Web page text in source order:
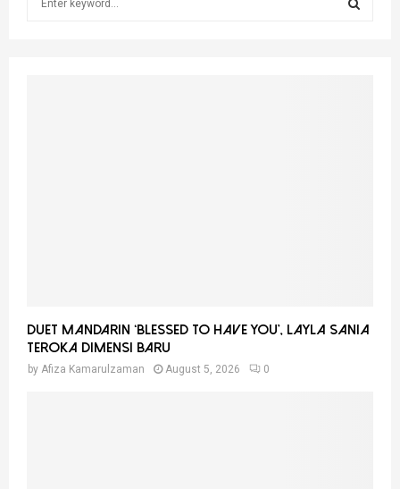
Duet Mandarin ‘Blessed To Have You’, Layla Sania
Teroka Dimensi Baru
by Afiza Kamarulzaman August 5, 2026 0